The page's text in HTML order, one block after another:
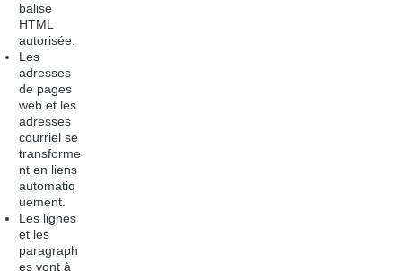
balise
HTML
autorisée.
Les
adresses
de pages
web et les
adresses
courriel se
transforme
nt en liens
automatiq
uement.
Les lignes
et les
paragraph
es vont à